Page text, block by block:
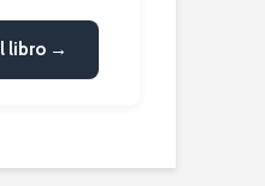
libro →